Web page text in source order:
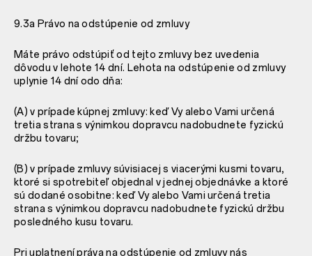
9.3a Právo na odstúpenie od zmluvy
Máte právo odstúpiť od tejto zmluvy bez uvedenia
dôvodu v lehote 14 dní. Lehota na odstúpenie od zmluvy
uplynie 14 dní odo dňa:
(A) v prípade kúpnej zmluvy: keď Vy alebo Vami určená
tretia strana s výnimkou dopravcu nadobudnete fyzickú
držbu tovaru;
(B) v prípade zmluvy súvisiacej s viacerými kusmi tovaru,
ktoré si spotrebiteľ objednal v jednej objednávke a ktoré
sú dodané osobitne: keď Vy alebo Vami určená tretia
strana s výnimkou dopravcu nadobudnete fyzickú držbu
posledného kusu tovaru.
Pri uplatnení práva na odstúpenie od zmluvy nás